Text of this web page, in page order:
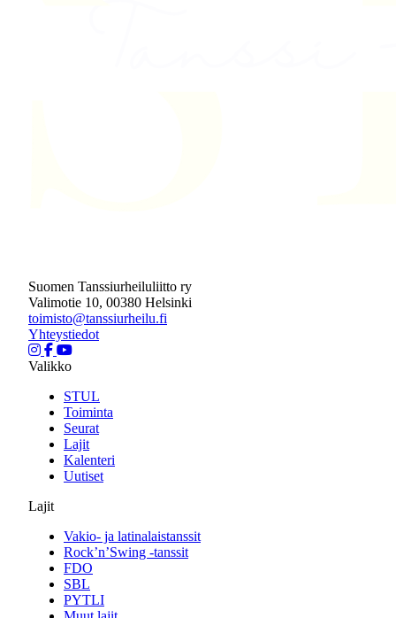
Suomen Tanssiurheiluliitto ry
Valimotie 10, 00380 Helsinki
toimisto@tanssiurheilu.fi
Yhteystiedot
Valikko
STUL
Toiminta
Seurat
Lajit
Kalenteri
Uutiset
Lajit
Vakio- ja latinalaistanssit
Rock’n’Swing -tanssit
FDO
SBL
PYTLI